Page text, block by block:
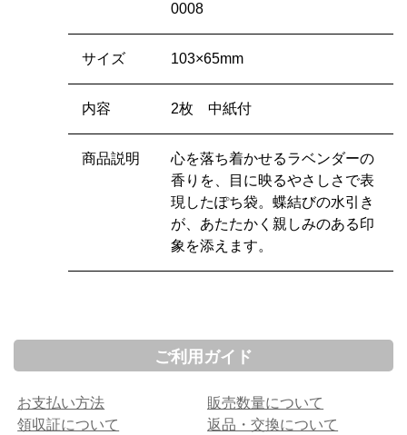
0008
サイズ 103×65mm
内容 2枚 中紙付
商品説明
心を落ち着かせるラベンダーの
香りを、目に映るやさしさで表
現したぽち袋。蝶結びの水引き
が、あたたかく親しみのある印
象を添えます。
ご利用ガイド
お支払い方法
領収証について
販売数量について
返品・交換について